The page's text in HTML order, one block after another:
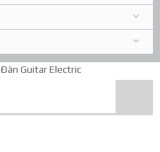
Đàn Guitar Electric